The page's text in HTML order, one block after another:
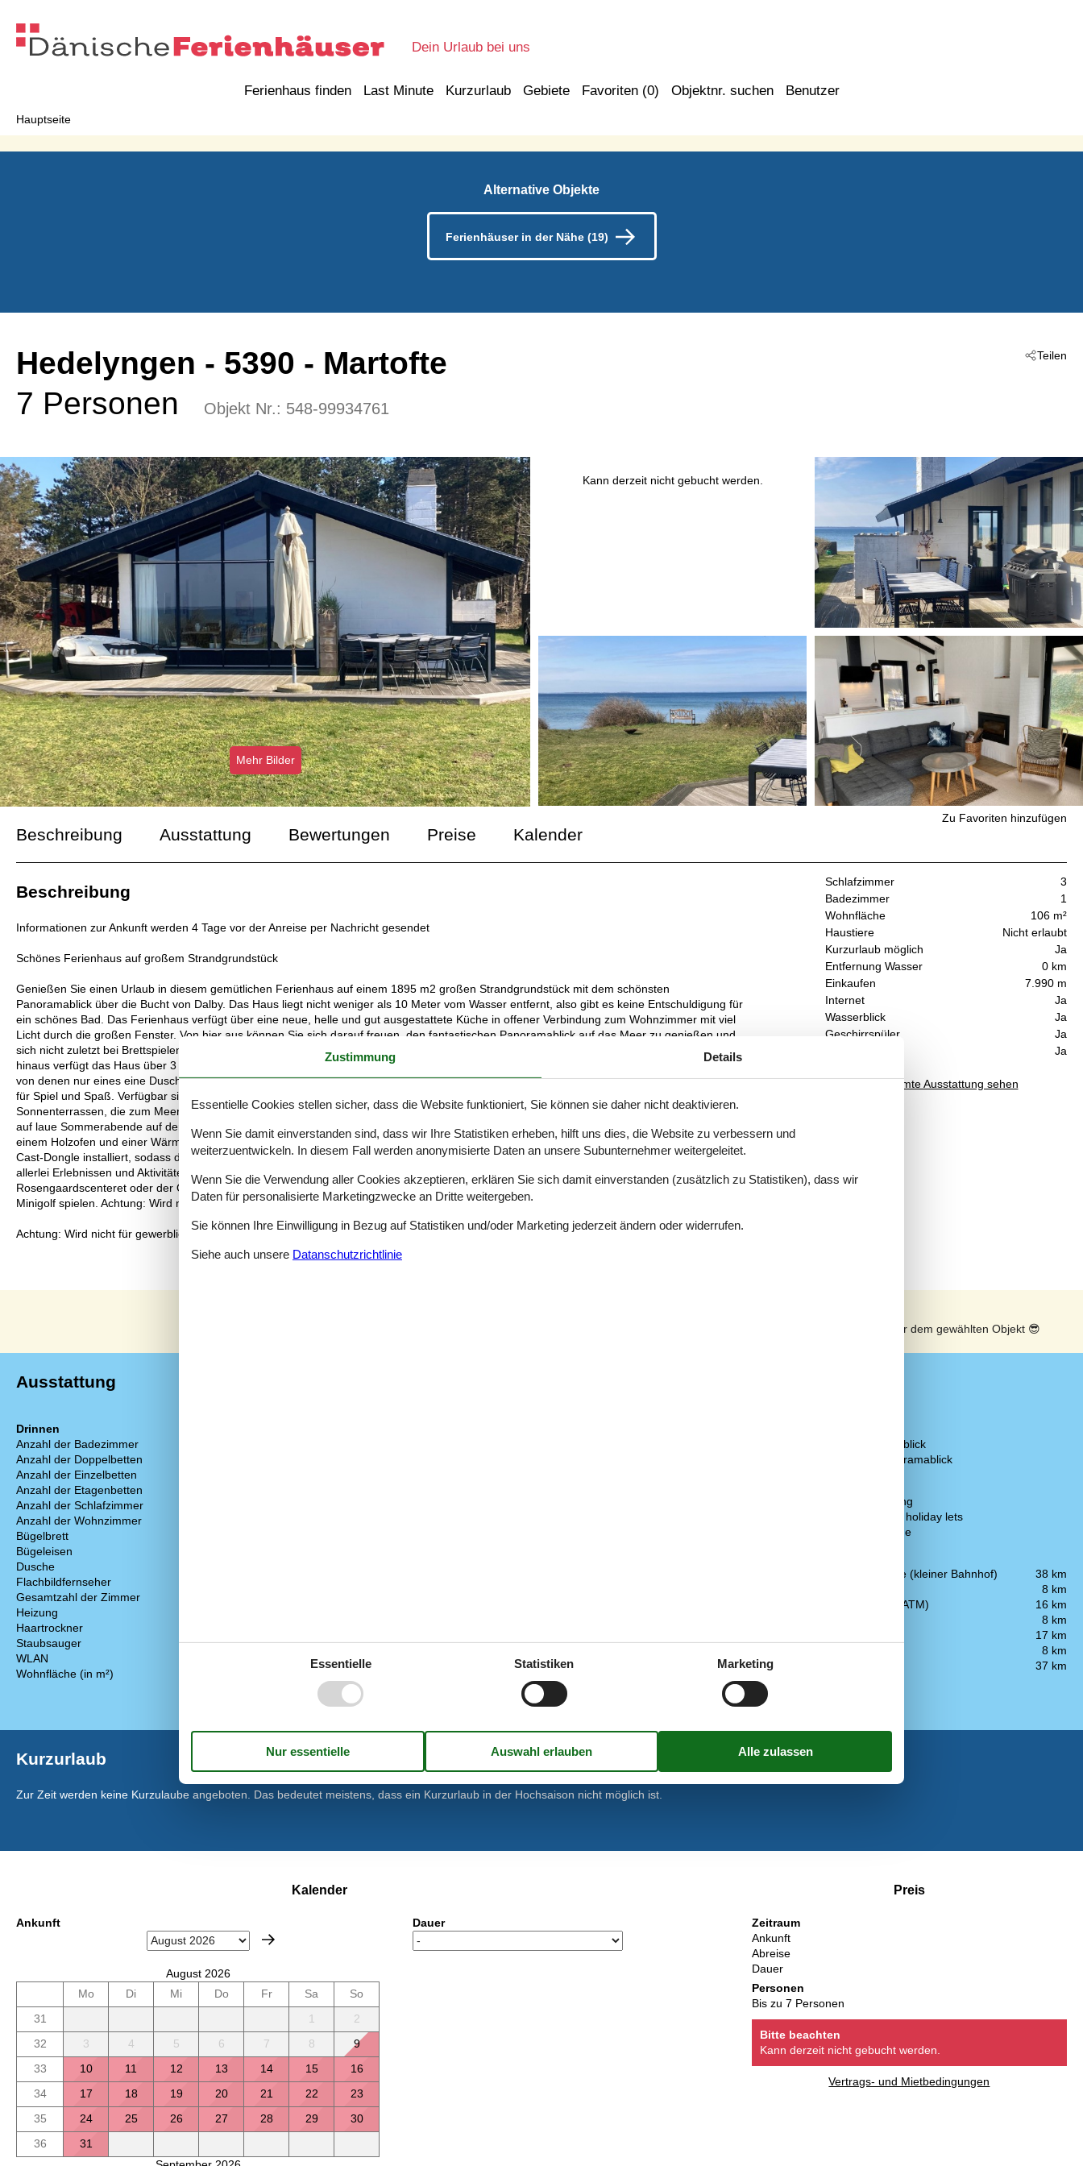
Dein Urlaub bei uns
Ferienhaus finden Last Minute Kurzurlaub Gebiete Favoriten (0) Objektnr. suchen Benutzer
Hauptseite
Alternative Objekte
Ferienhäuser in der Nähe (19)
Teilen
Hedelyngen - 5390 - Martofte
7 Personen
Objekt Nr.: 548-99934761
Mehr Bilder
Kann derzeit nicht gebucht werden.
Beschreibung Ausstattung Bewertungen Preise Kalender
Schlafzimmer
3
Badezimmer
1
Wohnfläche
106 m²
Haustiere
Nicht erlaubt
Kurzurlaub möglich
Ja
Entfernung Wasser
0 km
Einkaufen
7.990 m
Internet
Ja
Wasserblick
Ja
Geschirrspüler
Ja
Ja
Gesamte Ausstattung sehen
Zu Favoriten hinzufügen
Beschreibung
Informationen zur Ankunft werden 4 Tage vor der Anreise per Nachricht gesendet
Schönes Ferienhaus auf großem Strandgrundstück
Genießen Sie einen Urlaub in diesem gemütlichen Ferienhaus auf einem 1895 m2 großen Strandgrundstück mit dem schönsten
Panoramablick über die Bucht von Dalby. Das Haus liegt nicht weniger als 10 Meter vom Wasser entfernt, also gibt es keine Entschuldigung für
ein schönes Bad. Das Ferienhaus verfügt über eine neue, helle und gut ausgestattete Küche in offener Verbindung zum Wohnzimmer mit viel
Licht durch die großen Fenster. Von hier aus können Sie sich darauf freuen, den fantastischen Panoramablick auf das Meer zu genießen und
sich nicht zuletzt bei Brettspielen, guten Gesprächen, leckerem Essen und allem, was Ihnen sonst noch einfällt, zu entspannen. Darüber
hinaus verfügt das Haus über 3 Schlafzimmer mit 2 Doppelbetten (eines ist 140 cm breit), 1 Einzelbett und 1 Etagenbett und 2 Badezimmer,
von denen nur eines eine Dusche hat. Das Haus ist geeignet für 4 Erwachsene und 3 Kinder. Zum Haus ist ein schöner Naturgrund mit Platz
für Spiel und Spaß. Verfügbar sind u.a. Trampolin, Fußballtor, Tennisnetz und Gartenspiele. Im Außenbereich finden Sie außerdem 2 große
Sonnenterrassen, die zum Meer ausgerichtete nach Südwesten, sodass Sie den ganzen Nachmittag und Abend Sonne haben. Freuen Sie sich
auf laue Sommerabende auf der Terrasse mit Grillabenden, guten Gesprächen und den schönsten Sonnenuntergängen. Das Haus wird mit
einem Holzofen und einer Wärmepumpe beheizt, und WLAN ist verfügbar. Es gibt keine TV-Kanäle, aber im Fernseher wurde ein Chrome-
Cast-Dongle installiert, sodass das Streamen über eigene Dienste möglich ist. In weniger als 30 Minuten erreichen Sie die Stadt Odense mit
allerlei Erlebnissen und Aktivitäten für Jung und Alt. Besuchen Sie zum Beispiel H.C. Andersens Museum, das Einkaufszentrum
Rosengaardscenteret oder der Odense Zoo. In Kerteminde (ca. 15 Autominuten) können Sie unter anderem Fjord und Belt besuchen und
Minigolf spielen. Achtung: Wird nicht für gewerbliche Nutzung vermietet.
Achtung: Wird nicht für gewerbliche Nutzung vermietet.
Sonnenstand über dem gewählten Objekt 😎
Ausstattung
Drinnen
Anzahl der Badezimmer
Anzahl der Doppelbetten
Anzahl der Einzelbetten
Anzahl der Etagenbetten
Anzahl der Schlafzimmer
Anzahl der Wohnzimmer
Bügelbrett
Bügeleisen
Dusche
Flachbildfernseher
Gesamtzahl der Zimmer
Heizung
Haartrockner
Staubsauger
WLAN
Wohnfläche (in m²)
Strand
Haus mit Meerblick
Haus mit Panoramablick
Privater Eingang
Rental only for holiday lets
Zoo in der Nähe
Bahnhaltestelle (kleiner Bahnhof)
38 km
8 km
Geldautomat (ATM)
16 km
8 km
17 km
8 km
37 km
Kurzurlaub
Zur Zeit werden keine Kurzulaube angeboten. Das bedeutet meistens, dass ein Kurzurlaub in der Hochsaison nicht möglich ist.
Kalender
Ankunft
August 2026
Mo
Di Mi Do Fr Sa
So
31
1
2
32
3 4 5 6 7 8
9
33
10 11 12 13 14 15
16
34
17 18 19 20 21 22
23
35
24 25 26 27 28 29
30
36
31
Dauer
Preis
Zeitraum
Ankunft
Abreise
Dauer
Personen
Bis zu 7 Personen
Bitte beachten
Kann derzeit nicht gebucht werden.
Vertrags- und Mietbedingungen
Zustimmung Details
Essentielle Cookies stellen sicher, dass die Website funktioniert, Sie können sie daher nicht deaktivieren.
Wenn Sie damit einverstanden sind, dass wir Ihre Statistiken erheben, hilft uns dies, die Website zu verbessern und
weiterzuentwickeln. In diesem Fall werden anonymisierte Daten an unsere Subunternehmer weitergeleitet.
Wenn Sie die Verwendung aller Cookies akzeptieren, erklären Sie sich damit einverstanden (zusätzlich zu Statistiken), dass wir
Daten für personalisierte Marketingzwecke an Dritte weitergeben.
Sie können Ihre Einwilligung in Bezug auf Statistiken und/oder Marketing jederzeit ändern oder widerrufen.
Siehe auch unsere Datanschutzrichtlinie
Essentielle Statistiken Marketing